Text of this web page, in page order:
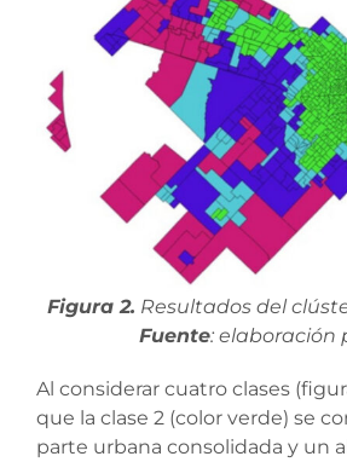
Figura 2. Resultados del
Fuente: elaboración
Al considerar cuatro clases
que la clase 2 (color verde) se
parte urbana consolidada y un